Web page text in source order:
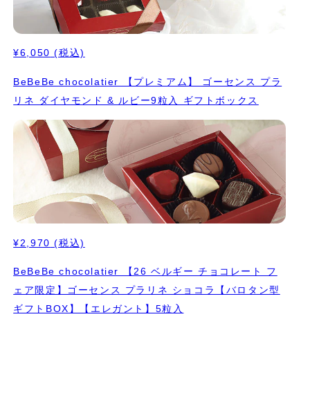
¥6,050 (税込)
BeBeBe chocolatier 【プレミアム】 ゴーセンス プラ
リネ ダイヤモンド & ルビー9粒入 ギフトボックス
¥2,970 (税込)
BeBeBe chocolatier 【26 ベルギー チョコレート フ
ェア限定】ゴーセンス プラリネ ショコラ【バロタン型
ギフトBOX】【エレガント】5粒入